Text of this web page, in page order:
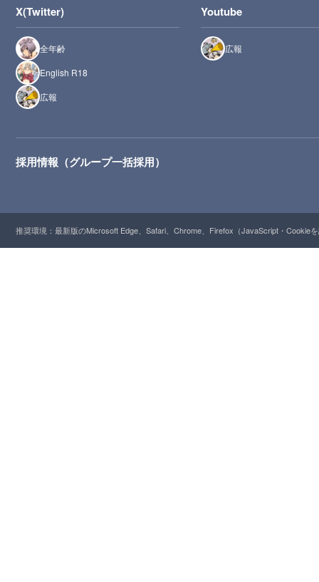
X(Twitter)
全年齢
English R18
広報
Youtube
広報
採用情報（グループ一括採用）
推奨環境：最新版のMicrosoft Edge、Safari、Chrome、Firefox（JavaScript・Cookie